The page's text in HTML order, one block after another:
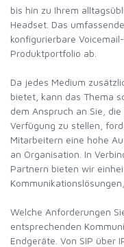
bis hin zu Ihrem
Headset. Das
konfigurierbare
Produktportfolio ab.
Da jedes Medium
bietet, kann das Thema
dem Anspruch an Sie,
Verfügung zu stellen,
Mitarbeitern eine hohe
an Organisation. In
Partnern bieten wir
Welche Anforderungen
entsprechenden
Endgeräte. Von SIP über